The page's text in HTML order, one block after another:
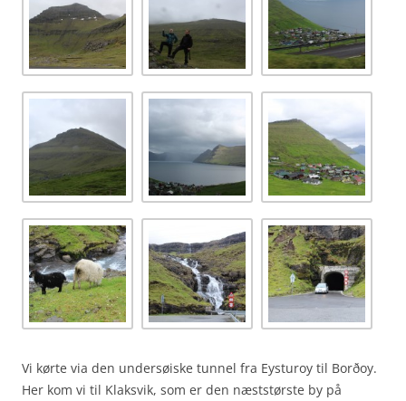
Vi kørte via den undersøiske tunnel fra Eysturoy til Borðoy.
Her kom vi til Klaksvik, som er den næststørste by på